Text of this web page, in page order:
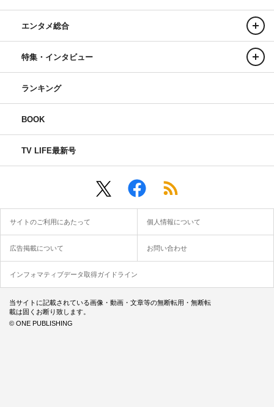
エンタメ総合
特集・インタビュー
ランキング
BOOK
TV LIFE最新号
サイトのご利用にあたって 個人情報について
広告掲載について お問い合わせ
インフォマティブデータ取得ガイドライン
当サイトに記載されている画像・動画・文章等の無断転用・無断転
載は固くお断り致します。
© ONE PUBLISHING